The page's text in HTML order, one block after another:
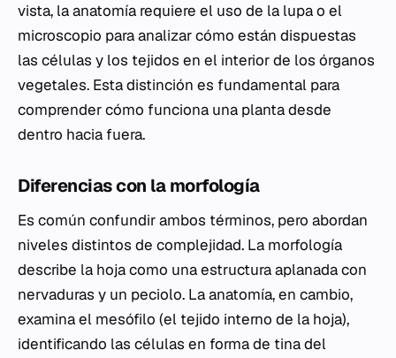
vista, la anatomía requiere el uso de la lupa o el
microscopio para analizar cómo están dispuestas
las células y los tejidos en el interior de los órganos
vegetales. Esta distinción es fundamental para
comprender cómo funciona una planta desde
dentro hacia fuera.
Diferencias con la morfología
Es común confundir ambos términos, pero abordan
niveles distintos de complejidad. La morfología
describe la hoja como una estructura aplanada con
nervaduras y un peciolo. La anatomía, en cambio,
examina el mesófilo (el tejido interno de la hoja),
identificando las células en forma de tina del